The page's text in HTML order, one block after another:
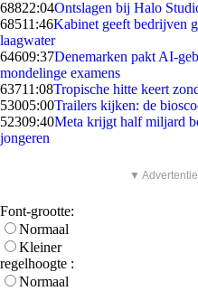
68822:04Ontslagen bij Halo
68511:46Kabinet geeft bedrijven
laagwater
64609:37Denemarken pakt AI-
mondelinge examens
63711:08Tropische hitte keert
53005:00Trailers kijken: de
52309:40Meta krijgt half miljard
jongeren
▼
Font-grootte:
Normaal
Kleiner
regelhoogte :
Normaal